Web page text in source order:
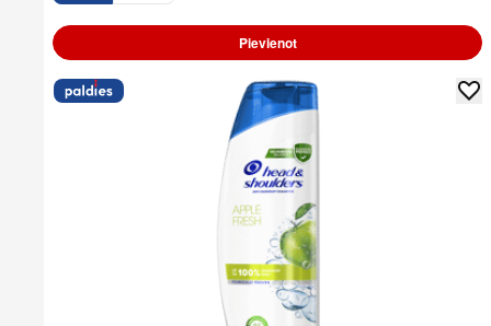
Pievienot